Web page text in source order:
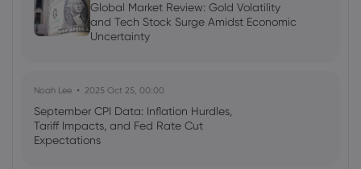
Global Market Review: Gold Volatility
and Tech Stock Surge Amidst Economic
Uncertainty
Noah Lee 2025 Oct 25, 00:00
September CPI Data: Inflation Hurdles,
Tariff Impacts, and Fed Rate Cut
Expectations